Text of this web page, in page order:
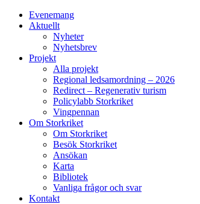
Evenemang
Aktuellt
Nyheter
Nyhetsbrev
Projekt
Alla projekt
Regional ledsamordning – 2026
Redirect – Regenerativ turism
Policylabb Storkriket
Vingpennan
Om Storkriket
Om Storkriket
Besök Storkriket
Ansökan
Karta
Bibliotek
Vanliga frågor och svar
Kontakt